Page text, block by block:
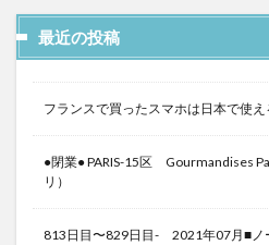
最近の投稿
フランスで買ったスマホは日本で使え
●閉業● PARIS-15区 Gourmandises
リ）
813日目〜829日目- 2021年07月■ノ